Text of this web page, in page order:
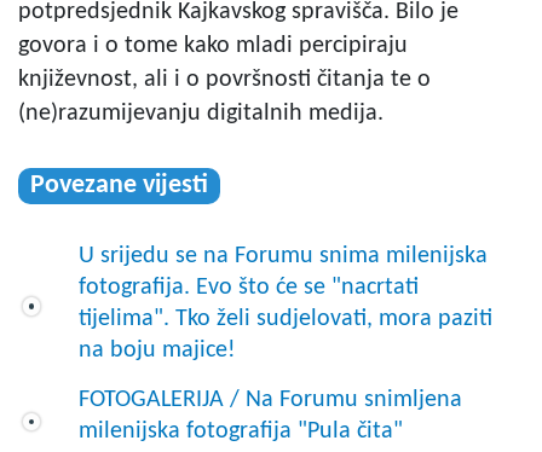
potpredsjednik Kajkavskog spravišča. Bilo je
govora i o tome kako mladi percipiraju
književnost, ali i o površnosti čitanja te o
(ne)razumijevanju digitalnih medija.
Povezane vijesti
U srijedu se na Forumu snima milenijska
fotografija. Evo što će se "nacrtati
tijelima". Tko želi sudjelovati, mora paziti
na boju majice!
FOTOGALERIJA / Na Forumu snimljena
milenijska fotografija "Pula čita"